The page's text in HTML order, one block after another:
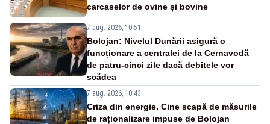
carcaselor de ovine și bovine
7 aug. 2026, 10:51
Bolojan: Nivelul Dunării asigură o
funcționare a centralei de la Cernavodă
de patru-cinci zile dacă debitele vor
scădea
7 aug. 2026, 10:43
Criza din energie. Cine scapă de măsurile
de raționalizare impuse de Bolojan